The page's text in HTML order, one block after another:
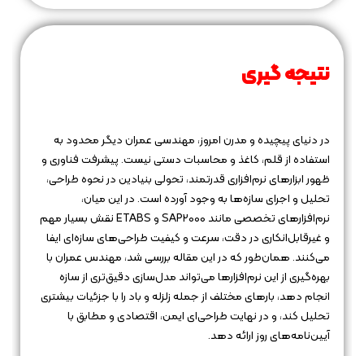
نتیجه‌ گیری
در دنیای پیچیده و مدرن امروز، مهندسی عمران دیگر محدود به
استفاده از قلم، کاغذ و محاسبات دستی نیست. پیشرفت فناوری و
ظهور ابزارهای نرم‌افزاری قدرتمند، تحولی بنیادین در نحوه طراحی،
تحلیل و اجرای سازه‌ها به وجود آورده است. در این میان،
نرم‌افزارهای تخصصی مانند SAP2000 و ETABS نقش بسیار مهم
و غیرقابل‌انکاری در دقت، سرعت و کیفیت طراحی‌های سازه‌ای ایفا
می‌کنند. همان‌طور که در این مقاله بررسی شد، مهندس عمران با
بهره‌گیری از این نرم‌افزارها می‌تواند مدل‌سازی دقیق‌تری از سازه
انجام دهد، بارهای مختلف از جمله زلزله و باد را با جزئیات بیشتری
تحلیل کند، و در نهایت طراحی‌ای ایمن، اقتصادی و مطابق با
آیین‌نامه‌های روز ارائه دهد.